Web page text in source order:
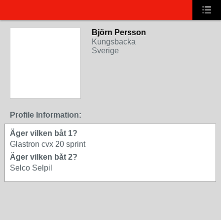
Björn Persson
Kungsbacka
Sverige
Profile Information:
Äger vilken båt 1?
Glastron cvx 20 sprint
Äger vilken båt 2?
Selco Selpil